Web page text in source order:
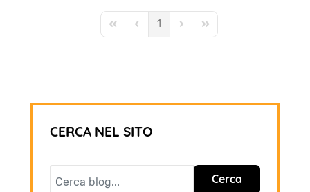
First PagePrevious Page
1 Next PageLast Page
CERCA NEL SITO
Cerca